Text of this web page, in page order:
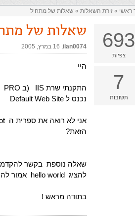
ראשי » ‏זירת השאלות‏ » שאלות של מתחיל
693
צפיות
7
תשובות
שאלות של
ilan0074
,‏ 16 במרץ, 2005
היי
נכנס ל Default Web Site
הזאת?
להציג hello world אמור להיות מועתק בפועל לתוך קובץ עם סיומת aspx ?
בתודה מראש !